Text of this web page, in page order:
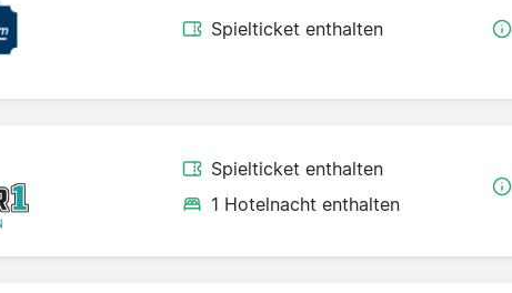
Spielticket enthalten
Spielticket enthalten
1 Hotelnacht enthalten